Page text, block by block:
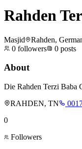
Rahden
Masjid
Rahden,
0 followers 0 posts
About
Die Rahden Terzi Baba
RAHDEN, TN
0
Followers